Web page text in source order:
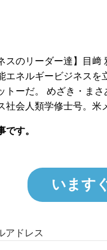
スのリーダー達】目
エネルギービジネス
トーだ。 めざき・ま
社会人類学修士号。米
す。
います
アドレス